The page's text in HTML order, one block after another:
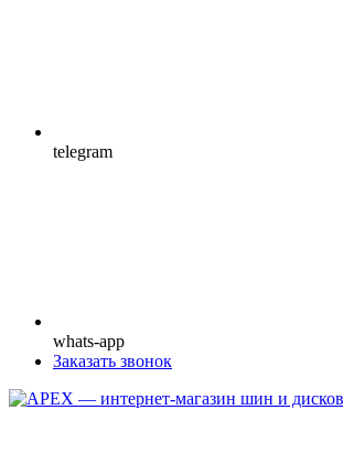
telegram
whats-app
Заказать звонок